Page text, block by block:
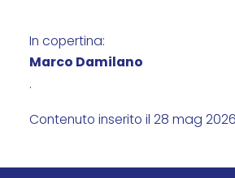
In copertina:
Marco Damilano
.
Contenuto inserito il 28 mag